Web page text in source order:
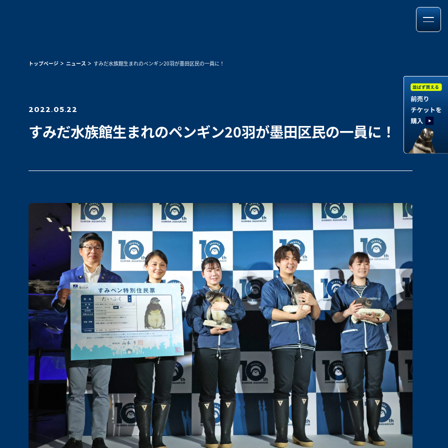
トップページ ニュース すみだ水族館生まれのペンギン20羽が墨田区民の一員に！
2022.05.22
すみだ水族館生まれのペンギン20羽が墨田区民の一員に！